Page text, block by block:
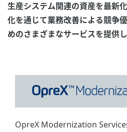
生産システム関連の資産を最新
化を通じて業務改善による競争
めのさまざまなサービスを提供し
OpreX Modernization